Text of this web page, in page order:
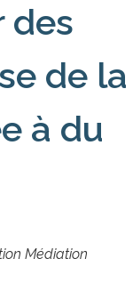
des
de la
à du
Médiation